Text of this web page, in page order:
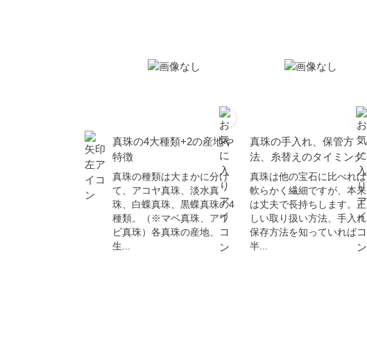
真珠の4大種類+2の産地や
特徴
真珠の種類は大まかに分け
て、アコヤ真珠、淡水真
珠、白蝶真珠、黒蝶真珠の4
種類。（※マベ真珠、アワ
ビ真珠）各真珠の産地、
生...
真珠の手入れ、保管方
法、糸替えのタイミング
真珠は他の宝石に比べれば
軟らかく繊細ですが、本来
は丈夫で長持ちします。正
しい取り扱い方法、手入れ
保存方法を知っていれば
半...